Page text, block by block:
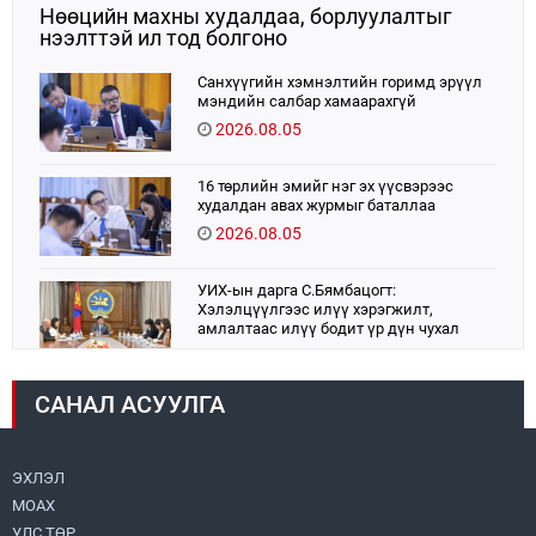
Нөөцийн махны худалдаа, борлуулалтыг
нээлттэй ил тод болгоно
Санхүүгийн хэмнэлтийн горимд эрүүл
мэндийн салбар хамаарахгүй
2026.08.05
16 төрлийн эмийг нэг эх үүсвэрээс
худалдан авах журмыг баталлаа
2026.08.05
УИХ-ын дарга С.Бямбацогт:
Хэлэлцүүлгээс илүү хэрэгжилт,
амлалтаас илүү бодит үр дүн чухал
Монголбанк 7 дугаар сард 1,439.2 кг үнэт
САНАЛ АСУУЛГА
ЭХЛЭЛ
МОАХ